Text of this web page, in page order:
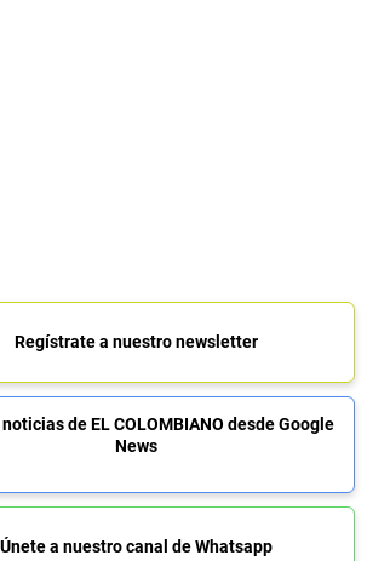
Regístrate a nuestro newsletter
de EL COLOMBIANO desde Google
News
Únete a nuestro canal de Whatsapp